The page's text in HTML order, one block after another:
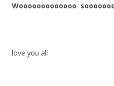
Wooooooooooooo
love you all